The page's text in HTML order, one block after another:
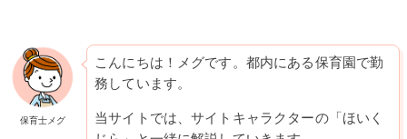
保育士メグ
こんにちは！メグです。都内にある保育園で勤
務しています。
当サイトでは、サイトキャラクターの「ほいく